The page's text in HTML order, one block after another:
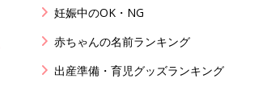
妊娠中のOK・NG
赤ちゃんの名前ランキング
出産準備・育児グッズランキング